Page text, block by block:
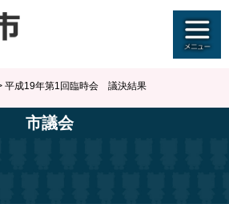
平成19年第1回臨時会 議決結果
市議会